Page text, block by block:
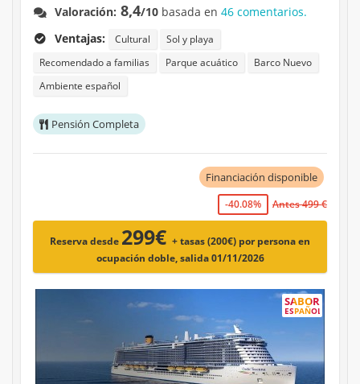
Valoración: 8,4/10 basada en46 comentarios.
Ventajas:
Cultural
Sol y playa
Recomendado a familias
Parque acuático
Barco Nuevo
Ambiente español
Pensión Completa
Financiación disponible
-40.08% Antes 499 €
Reserva desde 299€ + tasas (200€) por persona en
ocupación doble, salida 01/11/2026
SABOR
ESPAÑOL